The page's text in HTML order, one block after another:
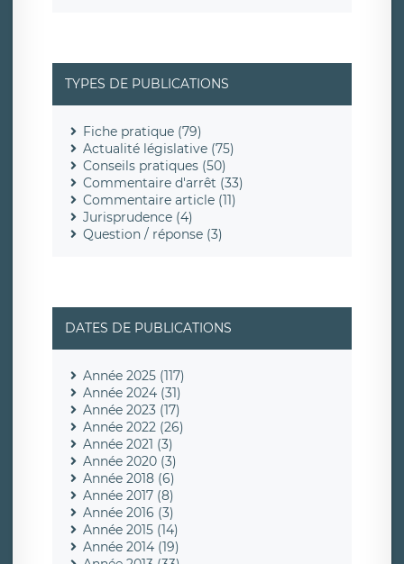
TYPES DE PUBLICATIONS
Fiche pratique (79)
Actualité législative (75)
Conseils pratiques (50)
Commentaire d'arrêt (33)
Commentaire article (11)
Jurisprudence (4)
Question / réponse (3)
DATES DE PUBLICATIONS
Année 2025 (117)
Année 2024 (31)
Année 2023 (17)
Année 2022 (26)
Année 2021 (3)
Année 2020 (3)
Année 2018 (6)
Année 2017 (8)
Année 2016 (3)
Année 2015 (14)
Année 2014 (19)